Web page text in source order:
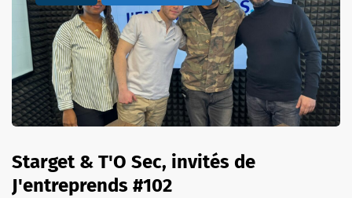
Starget & T'O Sec, invités de
J'entreprends #102